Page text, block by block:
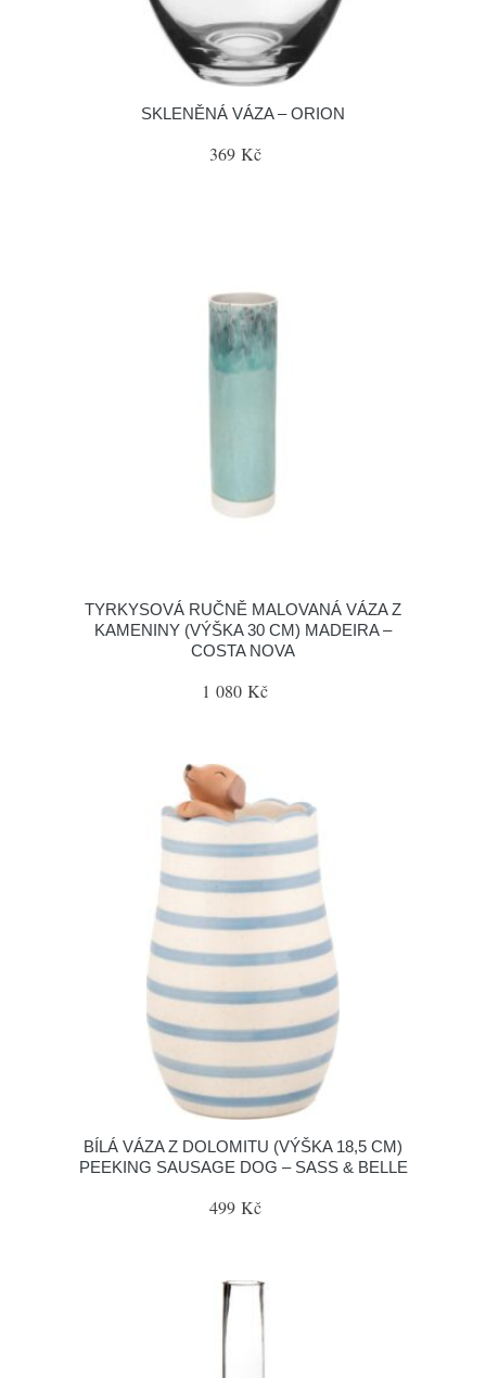
SKLENĚNÁ VÁZA – ORION
369 Kč
TYRKYSOVÁ RUČNĚ MALOVANÁ VÁZA Z
KAMENINY (VÝŠKA 30 CM) MADEIRA –
COSTA NOVA
1 080 Kč
BÍLÁ VÁZA Z DOLOMITU (VÝŠKA 18,5 CM)
PEEKING SAUSAGE DOG – SASS & BELLE
499 Kč